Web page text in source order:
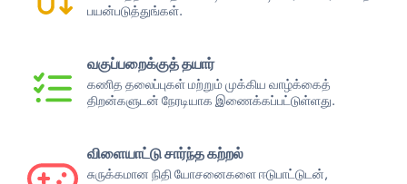
பயன்படுத்துங்கள்.
வகுப்பறைக்குத் தயார்
கணித தலைப்புகள் மற்றும் முக்கிய வாழ்க்கைத்
திறன்களுடன் நேரடியாக இணைக்கப்பட்டுள்ளது.
விளையாட்டு சார்ந்த கற்றல்
சுருக்கமான நிதி யோசனைகளை ஈடுபாட்டுடன்,